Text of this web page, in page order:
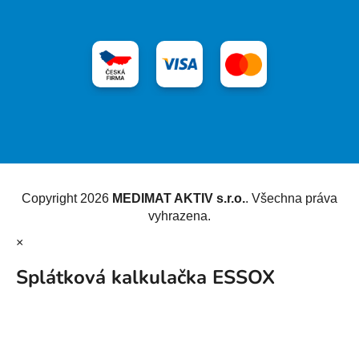
Copyright 2026 MEDIMAT AKTIV s.r.o.. Všechna práva
vyhrazena.
×
Splátková kalkulačka ESSOX